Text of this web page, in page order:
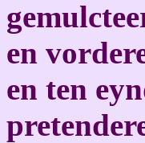
en
en ten